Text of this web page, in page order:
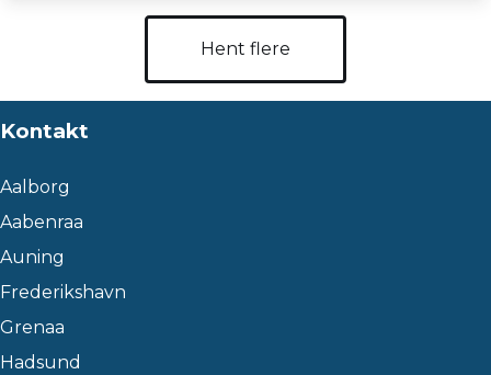
Hent flere
Kontakt
Aalborg
Aabenraa
Auning
Frederikshavn
Grenaa
Hadsund